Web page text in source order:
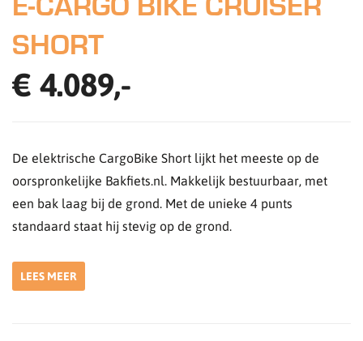
SHORT
€ 4.089,-
De elektrische CargoBike Short lijkt het meeste op de
oorspronkelijke Bakfiets.nl. Makkelijk bestuurbaar, met
een bak laag bij de grond. Met de unieke 4 punts
standaard staat hij stevig op de grond.
LEES MEER